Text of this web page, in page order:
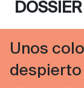
DOSSIER
Unos
despierto